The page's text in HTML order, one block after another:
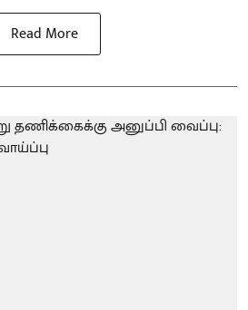
Read More